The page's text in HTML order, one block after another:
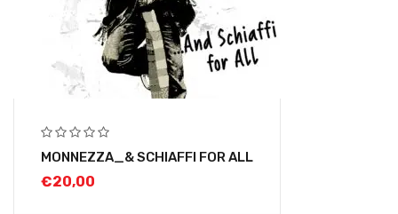
MONNEZZA_& SCHIAFFI FOR ALL
€20,00